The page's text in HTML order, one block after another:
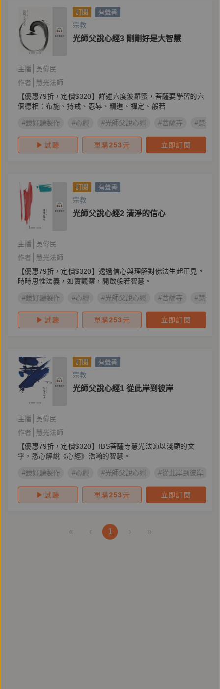
訂閱 有聲書
宗教
光師父說心經3 剛剛好是大智慧
主播
吳偉民
作者
慧光法師
【優惠79折，定價$320】詳述六度波羅蜜，菩薩要學習的六
個德相：布施、持戒、忍辱、精進、禪定、般若
#鏡好聽製作 #心經 #光師父說心經 #菩薩寺 #慧光
試聽 單購253 元 立即訂閱
訂閱 有聲書
宗教
光師父說心經2 清淨的信心
主播
吳偉民
作者
慧光法師
【優惠79折，定價$320】透過信心與理解對佛法生起正見。
時時思惟法義，如實觀察，開啟般若智慧。
#鏡好聽製作 #心經 #光師父說心經 #菩薩寺 #慧光
試聽 單購253 元 立即訂閱
訂閱 有聲書
宗教
光師父說心經1 從此岸到彼岸
主播
吳偉民
作者
慧光法師
【優惠79折，定價$320】IBS菩薩寺慧光法師以淺顯的文
字，悉心解說《心經》浩瀚的智慧。
#鏡好聽製作 #心經 #光師父說心經 #從此岸到彼岸
試聽 單購253 元 立即訂閱
« ‹ 1 › »